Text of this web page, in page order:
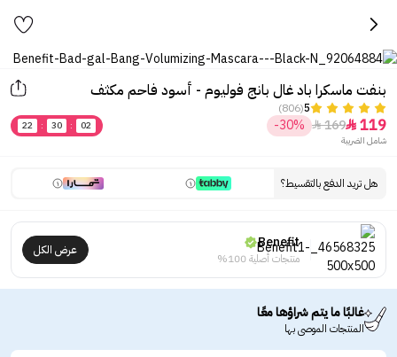
بنفت ماسكرا باد غال بانج فوليوم - أسود فاحم مكثف
5
(806)
119

169

-30%
22 : 30 :
02
شامل الضريبة
هل تريد الدفع بالتقسيط؟
Benefit
منتجات أصلية 100%
عرض الكل
غالبًا ما يتم شراؤها معًا
المنتجات الموصى بها